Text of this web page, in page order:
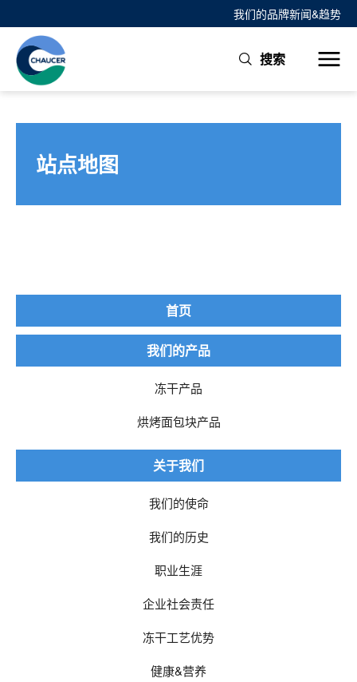
我们的品牌新闻&趋势
搜索
站点地图
首页
我们的产品
冻干产品
烘烤面包块产品
关于我们
我们的使命
我们的历史
职业生涯
企业社会责任
冻干工艺优势
健康&营养